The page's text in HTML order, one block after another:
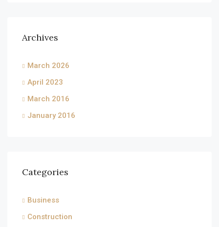
Archives
March 2026
April 2023
March 2016
January 2016
Categories
Business
Construction